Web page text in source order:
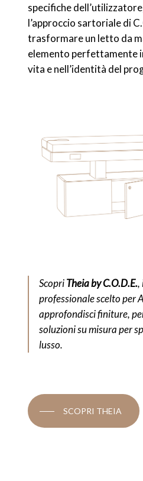
specifiche
l’approccio sartoriale di
trasformare un letto da
elemento perfettamente
vita e nell’identità del
ScopriTheia by C.O.D.E.,
professionale scelto per
approfondisci finiture,
soluzioni su misura per
lusso.
SCOPRI THEIA